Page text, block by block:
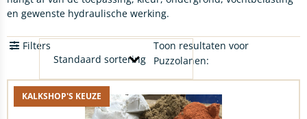
en gewenste hydraulische werking.
Toon resultaten voor
Puzzolanen:
Filters
KALKSHOP'S KEUZE